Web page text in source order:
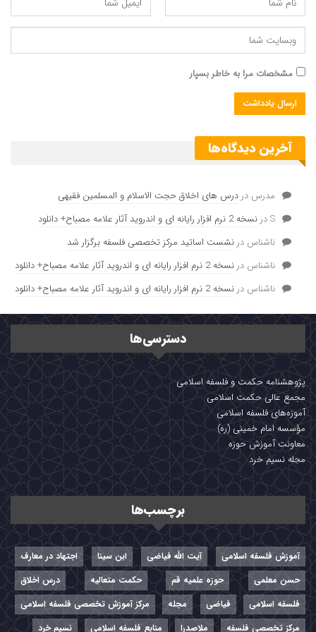
شده است .
مشخصات مرا به خاطر بسپار
آخرین دیدگاه‌ها
مدرس در درس های اخلاق حجت الاسلام و المسلمین فقیهی
Sدر نسخه 2 نرم افزار رایانه ای و اندروید آثار علامه مصباح+ دانلود
ناشناس در نشست اساتید مرکز تخصصی فلسفه برگزار شد
ناشناس در نسخه 2 نرم افزار رایانه ای و اندروید آثار علامه مصباح+ دانلود
ناشناس در نسخه 2 نرم افزار رایانه ای و اندروید آثار علامه مصباح+ دانلود
دسترسی‌ها
پژوهشنامه حکمت و فلسفه اسلامی
مجمع عالی حکمت اسلامی
آموزه‌های فلسفه اسلامی
مؤسسه امام خمینی (ره)
معاونت آموزش حوزه
مجله نسیم خرد
برچسب‌ها
آموزش فلسفه اسلامی آیت الله فیاضی ابن سینا
اجتهاد در معارف
حسن معلمی
حوزه علمیه قم حکمت متعالیه
درس اخلاق
فلسفه اسلامی
فیاضی مجله
مرکز آموزش تخصصی فلسفه اسلامی
مرکز تخصصی فلسفه
ملاصدرا منابع فلسفه اسلامی نسیم خرد